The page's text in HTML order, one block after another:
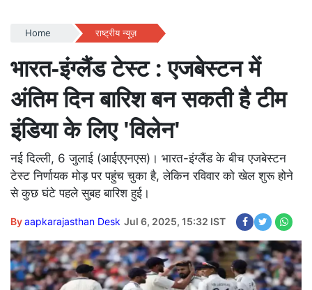
Home राष्ट्रीय न्यूज़
भारत-इंग्लैंड टेस्ट : एजबेस्टन में
अंतिम दिन बारिश बन सकती है टीम
इंडिया के लिए 'विलेन'
नई दिल्ली, 6 जुलाई (आईएएनएस)। भारत-इंग्लैंड के बीच एजबेस्टन
टेस्ट निर्णायक मोड़ पर पहुंच चुका है, लेकिन रविवार को खेल शुरू होने
से कुछ घंटे पहले सुबह बारिश हुई।
Byaapkarajasthan Desk Jul 6, 2025, 15:32 IST